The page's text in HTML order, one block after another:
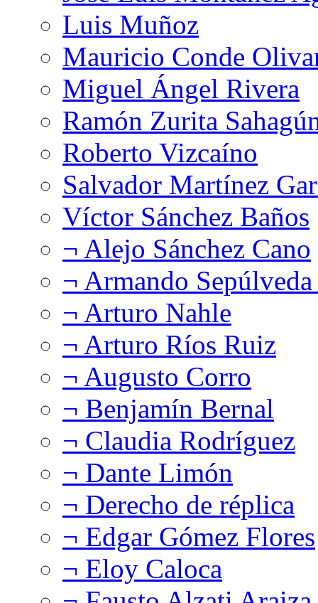
Luis Muñoz
Mauricio Conde
Miguel Ángel Rivera
Ramón Zurita
Roberto Vizcaíno
Salvador Martínez
Víctor Sánchez Baños
¬ Alejo Sánchez Cano
¬ Armando
¬ Arturo Nahle
¬ Arturo Ríos Ruiz
¬ Augusto Corro
¬ Benjamín Bernal
¬ Claudia Rodríguez
¬ Dante Limón
¬ Derecho de réplica
¬ Edgar Gómez Flores
¬ Eloy Caloca